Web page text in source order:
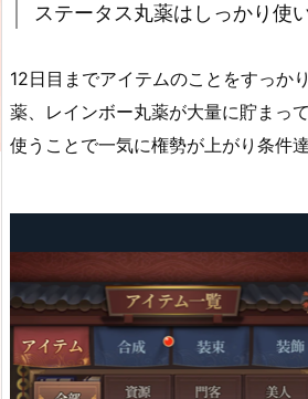
ステータス丸薬はしっかり使
12日目までアイテムのことをすっか
薬、レインボー丸薬が大量に貯まっ
使うことで一気に権勢が上がり条件達